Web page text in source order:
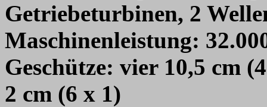
Getriebeturbinen, 2
Maschinenleistung:
Geschütze: vier 10,5 cm
2 cm (6 x 1)